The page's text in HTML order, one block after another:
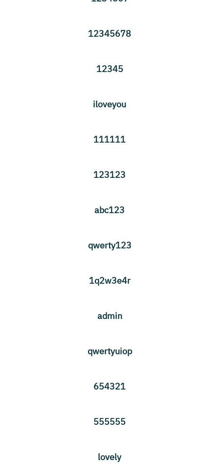
12345678
12345
iloveyou
111111
123123
abc123
qwerty123
1q2w3e4r
admin
qwertyuiop
654321
555555
lovely